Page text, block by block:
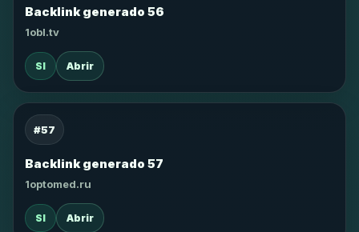
Backlink generado 56
1obl.tv
SI Abrir
#57
Backlink generado 57
1optomed.ru
SI Abrir